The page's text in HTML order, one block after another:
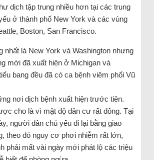
dịch tập trung nhiều hơn tại các trung
ở thành phố New York và các vùng
Boston, San Francisco.
nhất là New York và Washington nhưng
mới đã xuất hiện ở Michigan và
bang đều đã có ca bệnh viêm phổi Vũ
nơi dịch bệnh xuất hiện trước tiên.
cho là vì mật độ dân cư rất đông. Tại
người dân chủ yếu đi lại bằng giao
theo đó nguy cơ phơi nhiễm rất lớn,
phải mất vài ngày mới phát lộ các triệu